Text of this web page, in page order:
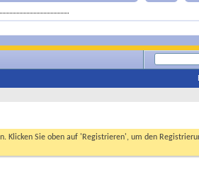
Klicken Sie oben auf 'Registrieren', um den